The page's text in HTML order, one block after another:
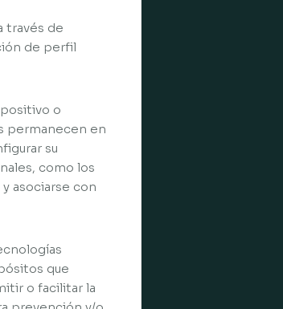
través de
de perfil
o
permanecen en
su
como los
asociarse con
que
o facilitar la